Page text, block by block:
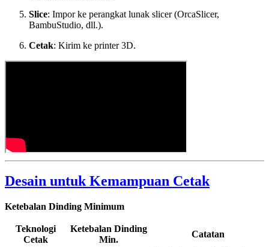
Slice: Impor ke perangkat lunak slicer (OrcaSlicer,
BambuStudio, dll.).
Cetak: Kirim ke printer 3D.
Desain untuk Kemampuan Cetak
Ketebalan Dinding Minimum
Teknologi
Cetak
Ketebalan Dinding
Min.
Catatan